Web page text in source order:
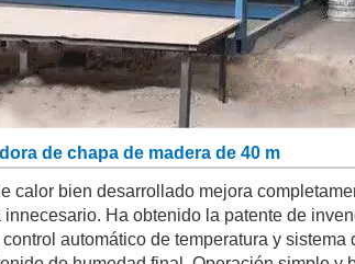
de chapa de madera de 40 m
calor bien desarrollado mejora
Ha obtenido la patente de
automático de temperatura y